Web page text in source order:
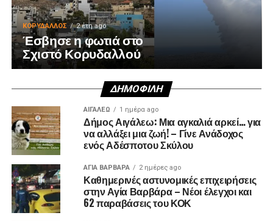
ΚΟΡΥΔΑΛΛΟΣ 2 έτη ago
Έσβησε η φωτιά στο
Σχιστό Κορυδαλλού
ΔΗΜΟΦΙΛΉ
ΑΙΓΑΛΕΩ 1 ημέρα ago
Δήμος Αιγάλεω: Μια αγκαλιά αρκεί… για
να αλλάξει μια ζωή! – Γίνε Ανάδοχος
ενός Αδέσποτου Σκύλου
ΑΓΙΑ ΒΑΡΒΑΡΑ 2 ημέρες ago
Καθημερινές αστυνομικές επιχειρήσεις
στην Αγία Βαρβάρα – Νέοι έλεγχοι και
62 παραβάσεις του ΚΟΚ